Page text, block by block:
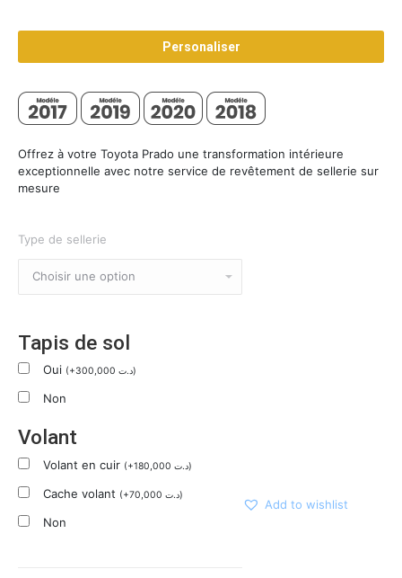
prix :
0,000 د.تPersonaliser
Offrez à votre Toyota Prado une transformation intérieure
exceptionnelle avec notre service de revêtement de sellerie sur
mesure
Type de sellerie
Tapis de sol
Oui (+300,000 د.ت)
Non
Volant
Volant en cuir (+180,000 د.ت)
Cache volant (+70,000 د.ت)
Non
Add to wishlist